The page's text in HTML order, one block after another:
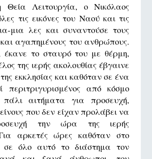
Λειτουργία, ο Νικόλαος
τις εικόνες του Ναού και τις
μια λες και συναντούσε τους
και αγαπημένους του ανθρώπους.
έκανε το σταυρό του με θέρμη,
της ιερής ακολουθίας έβγαινε
εκκλησίας και καθόταν σε ένα
περιτριγυρισμένος από κόσμο
αιτήματα για προσευχή,
που δεν είχαν προλάβει να
την ώρα της ιερής
αρκετές ώρες καθόταν στο
σε όλο αυτό το διάστημα τον